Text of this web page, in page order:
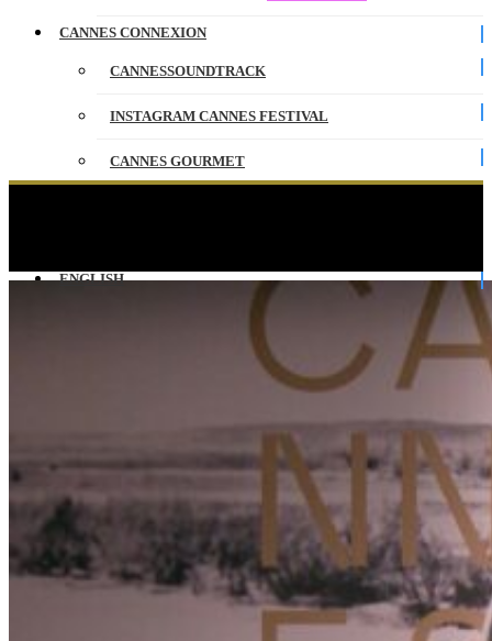
CANNES CONNEXION
CANNESSOUNDTRACK
INSTAGRAM CANNES FESTIVAL
CANNES GOURMET
ENGLISH